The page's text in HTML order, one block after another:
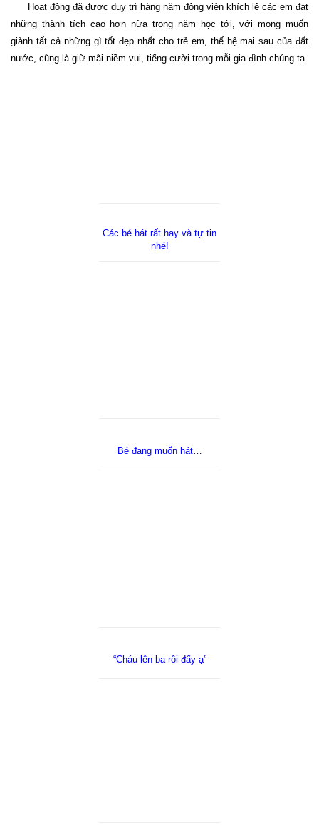
Hoạt động đã được duy trì hàng năm động viên khích lệ các em đạt
những thành tích cao hơn nữa trong năm học tới, với mong muốn
giành tất cả những gì tốt đẹp nhất cho trẻ em, thế hệ mai sau của đất
nước, cũng là giữ mãi niềm vui, tiếng cười trong mỗi gia đình chúng ta.
Các bé hát rất hay và tự tin
nhé!
Bé đang muốn hát…
“Cháu lên ba rồi đấy ạ”